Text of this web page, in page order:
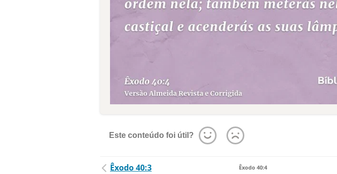
Este conteúdo foi útil?
Êxodo 40:3 Êxodo 40:4